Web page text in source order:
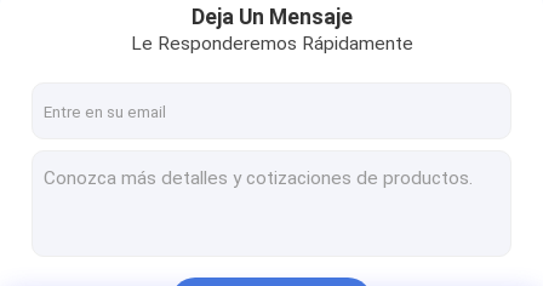
Deja Un Mensaje
Le Responderemos Rápidamente